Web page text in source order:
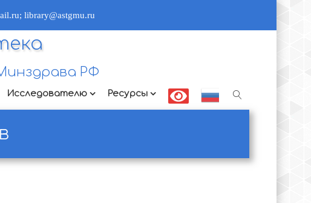
library@astgmu.ru
РФ
Исследователю Ресурсы